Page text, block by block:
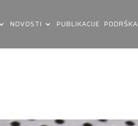
NOVOSTI PUBLIKACIJE PODRŠKA